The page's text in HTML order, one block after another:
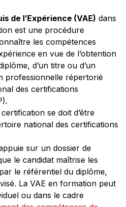
de l’Expérience (VAE) dans
est une procédure
les compétences
en vue de l’obtention
d’un titre ou d’un
professionnelle répertorié
des certifications
se doit d’être
national des certifications
sur un dossier de
le candidat maîtrise les
le référentiel du diplôme,
La VAE en formation peut
ou dans le cadre